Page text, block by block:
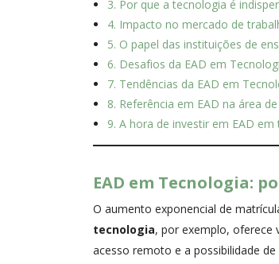
3. Por que a tecnologia é
4. Impacto no mercado de
5. O papel das instituições de
6. Desafios da EAD em
7. Tendências da EAD em
8. Referência em EAD na área
9. A hora de investir em EAD
EAD em Tecnologia:
O aumento exponencial de
tecnologia, por exemplo, oferece
acesso remoto e a possibilidade